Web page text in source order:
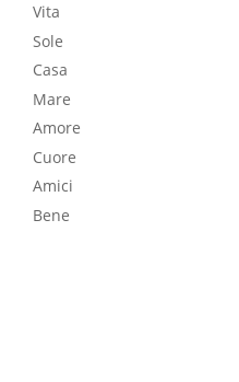
Vita
Sole
Casa
Mare
Amore
Cuore
Amici
Bene